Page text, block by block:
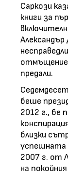
Саркози
книги за
отмъщение
предали.
беше
2012 г., бе
близки
успешната
2007 г. от
на